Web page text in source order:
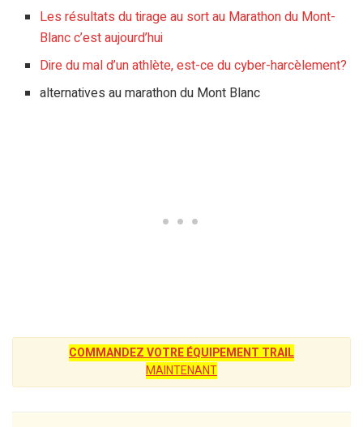
Les résultats du tirage au sort au Marathon du Mont-
Blanc c’est aujourd’hui
Dire du mal d’un athlète, est-ce du cyber-harcèlement?
alternatives au marathon du Mont Blanc
COMMANDEZ VOTRE ÉQUIPEMENT TRAIL
MAINTENANT